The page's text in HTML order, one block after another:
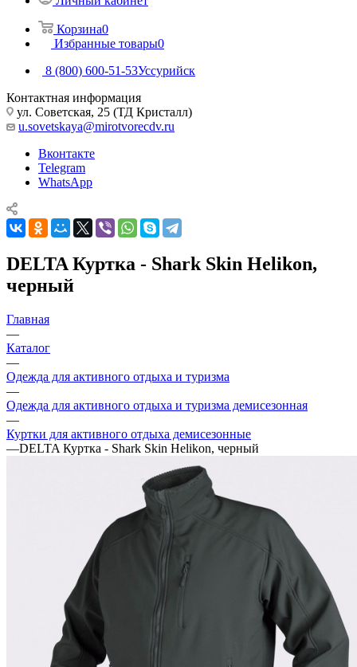
Корзина0
Избранные товары0
8 (800) 600-51-53Уссурийск
Контактная информация
ул. Советская, 25 (ТД Кристалл)
u.sovetskaya@mirotvorecdv.ru
Вконтакте
Telegram
WhatsApp
DELTA Куртка - Shark Skin Helikon,
черный
Главная
—
Каталог
—
Одежда для активного отдыха и туризма
—
Одежда для активного отдыха и туризма демисезонная
—
Куртки для активного отдыха демисезонные
—DELTA Куртка - Shark Skin Helikon, черный